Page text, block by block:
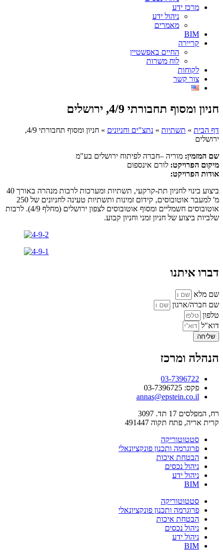
מרכז ידע
ניהול ידע
מאמרים
BIM
קריירה
החיים באפשטיין
לוח משרות
לקוחות
צור קשר
חניון ומסוף תחבורתי 4/9, ירושלים
דף הבית » תשתיות » נתצ"ים וחניונים »
חניון ומסוף תחבורתי 4/9,
ירושלים
שם המזמין: מוריה –חברה לפיתוח ירושלים בע"מ
מיקום הפרויקט: לורם אינספום
אודות הפרויקט:
ביצוע בינוי לחניון תת-קרקעי, תשתיות ומערכות לרבות מנהרה באורך 40
מ' למעבר אוטובוסים, קידום זמינות ותשתיות טעינה לחניונים של 250
אוטובוסים חשמליים ומסוף אוטובוסים לצפון ירושלים (מחלף 4/9). לרבות
שלביות ביצוע של חניון זמני וחניון קבוע.
דברו איתנו
שם מלא
שם חברה/ארגון
טלפון
דוא"ל
שליחה
הנהלה ומרכז
03-7396722
פקס: 03-7396725
annas@epstein.co.il
רח, המפלסים 17 תד. 3097
קרית אריה, פתח תקוה 491447
סטטוטוריקה
פרוגרמה ותכנון פונקציונאלי
הבטחת איכות
ניהול נכסים
ניהול ידע
BIM
סטטוטוריקה
פרוגרמה ותכנון פונקציונאלי
הבטחת איכות
ניהול נכסים
ניהול ידע
BIM